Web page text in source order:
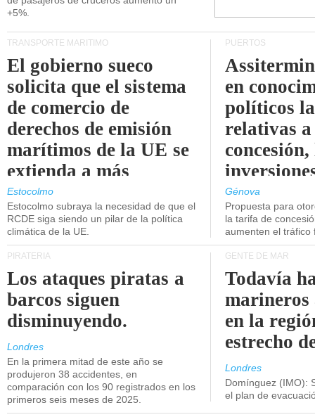
+5%.
TRANSPORTE MARÍTIMO
El gobierno sueco
solicita que el sistema
de comercio de
derechos de emisión
marítimos de la UE se
extienda a más
buques.
Estocolmo
Estocolmo subraya la necesidad de que el
RCDE siga siendo un pilar de la política
climática de la UE.
PUERTOS
en
políticos
relativas a
concesión,
Génova
Propuesta para
la tarifa de
aumenten el tráfico
PIRATERÍA
Los ataques piratas a
barcos siguen
disminuyendo.
Londres
En la primera mitad de este año se
produjeron 38 accidentes, en
comparación con los 90 registrados en los
primeros seis meses de 2025.
GENTE DE MAR
Todavía
marineros
en la
estrecho
Londres
Domínguez (IMO):
el plan de